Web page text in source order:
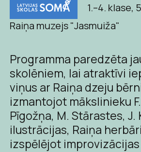
1.–4. klase,
Raiņa muzejs "Jasmuiža"
Programma paredzēta
skolēniem, lai atraktīvi
viņus ar Raiņa dzeju
izmantojot mākslinieku F.
Pīgožņa, M. Stārastes, J.
ilustrācijas, Raiņa
izspēlējot